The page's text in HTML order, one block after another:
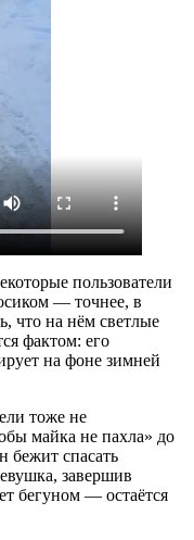
пользователи
— точнее, в
что на нём светлые
фактом: его
на фоне зимней
тоже не
майка не пахла» до
бежит спасать
завершив
бегуном — остаётся